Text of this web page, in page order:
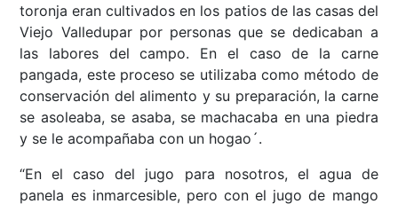
toronja eran cultivados en los patios de las casas del
Viejo Valledupar por personas que se dedicaban a
las labores del campo. En el caso de la carne
pangada, este proceso se utilizaba como método de
conservación del alimento y su preparación, la carne
se asoleaba, se asaba, se machacaba en una piedra
y se le acompañaba con un hogao´.
“En el caso del jugo para nosotros, el agua de
panela es inmarcesible, pero con el jugo de mango